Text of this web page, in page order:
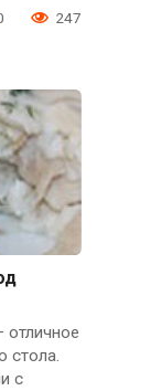
247
отличное
стола.
с